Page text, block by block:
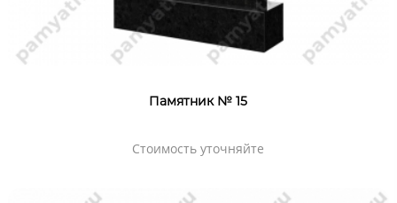
Памятник № 15
Стоимость уточняйте